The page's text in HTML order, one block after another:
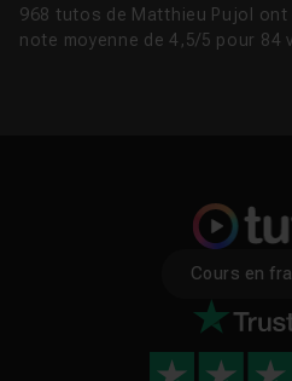
968 tutos de Matthieu Pujol
note moyenne de 4,5/5 pour 84
Cours en